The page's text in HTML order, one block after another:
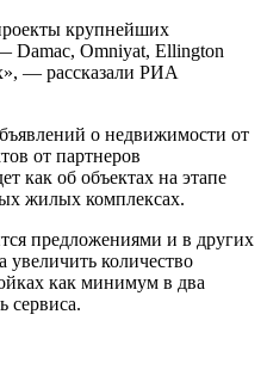
крупнейших
Omniyat, Ellington
— рассказали РИА
о недвижимости от
от партнеров
как об объектах на этапе
жилых комплексах.
предложениями и в других
увеличить количество
как минимум в два
сервиса.